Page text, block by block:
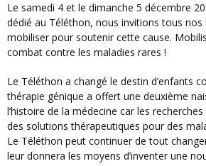
Le samedi 4 et le dimanche 5 décembre 2021, c’est le week-end
dédié au Téléthon, nous invitions tous nos
mobiliser pour soutenir cette cause.
combat contre les maladies rares !
Le Téléthon a changé le destin d’enfants condamnés à qui la
thérapie génique a offert une deuxième
l’histoire de la médecine car les
des solutions thérapeutiques pour des
Le Téléthon peut continuer de tout
leur donnera les moyens d’inventer une